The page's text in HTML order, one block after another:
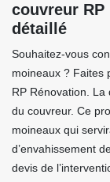
couvreur
détaillé
Souhaitez-vous
moineaux ? Faites
RP Rénovation.
du couvreur. Ce
moineaux qui
d’envahissement
devis de